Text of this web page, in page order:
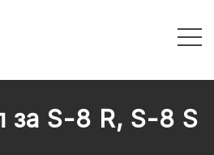
за S-8 R, S-8 S